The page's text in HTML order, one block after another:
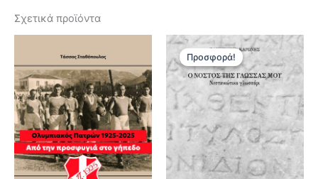
Σχετικά προϊόντα
Προσφορά!
Προσφορά!